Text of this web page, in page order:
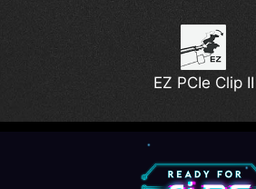
EZ PCIe Clip II
Lightning Gen 5